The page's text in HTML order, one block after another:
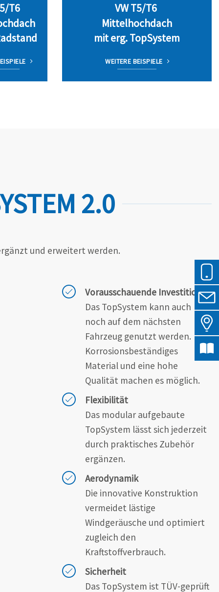
T6
VW T5/T6
Mittelhochdach
mit erg. TopSystem
WEITERE BEISPIELE
2.0
und erweitert werden.
Vorausschauende Investition
Das TopSystem kann auch
noch auf dem nächsten
Fahrzeug genutzt werden.
Korrosionsbeständiges
Material und eine hohe
Qualität machen es möglich.
Flexibilität
Das modular aufgebaute
TopSystem lässt sich jederzeit
durch praktisches Zubehör
ergänzen.
Aerodynamik
Die innovative Konstruktion
vermeidet lästige
Windgeräusche und optimiert
zugleich den
Kraftstoffverbrauch.
Sicherheit
Das TopSystem ist TÜV-geprüft